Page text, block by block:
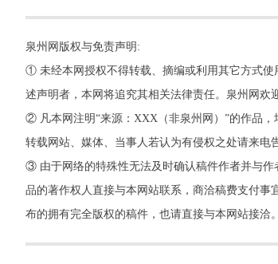
泉州网版权与免责声明:
① 未经本网授权不得转载、摘编或利用其它方式使
述声明者，本网将追究其相关法律责任。泉州网欢
② 凡本网注明“来源：XXX（非泉州网）”的作品
转载网站、媒体、当事人若认为有侵权之处请来电
③ 由于网络的特殊性无法及时确认稿件作者并与
品的著作权人直接与本网站联系，商洽稿费支付
布的拥有完全版权的稿件，也请直接与本网站接洽